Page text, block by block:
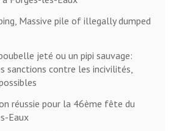
Massive pile of illegally dumped
jeté ou un pipi sauvage:
sanctions contre les incivilités,
réussie pour la 46ème fête du
Eaux